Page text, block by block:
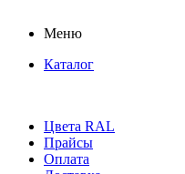
Меню
Каталог
Цвета RAL
Прайсы
Оплата